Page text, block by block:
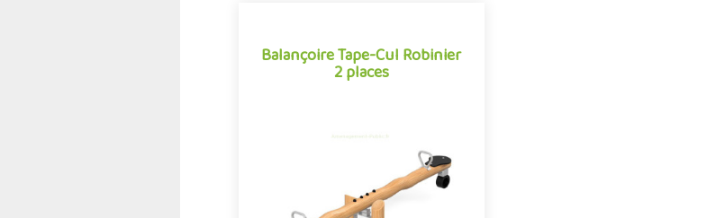
Balançoire Tape-Cul Robinier
2 places
Jeu à bascule traditionnel des
aménagements ludiques extérieurs, la
balançoire horizontale traverse les
époques et les modes ..